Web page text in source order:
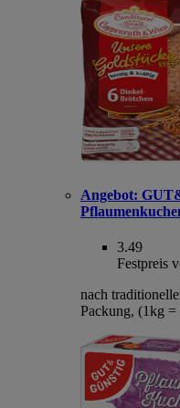
Angebot:
3.49
Festpreis
nach
Packung, (1kg =